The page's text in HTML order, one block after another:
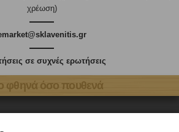
χρέωση)
σε συχνές ερωτήσεις
φθηνά όσο πουθενά